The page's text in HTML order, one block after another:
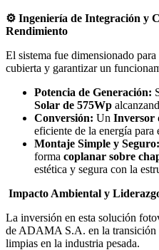
⚙️ Ingeniería de Integración y
Rendimiento
El sistema fue dimensionado
cubierta y garantizar un
Potencia de Generación:
Solar de 575Wp
Conversión: Un Inversor
eficiente de la energía
Montaje Simple y Seguro:
forma coplanar sobre
estética y segura con la
Impacto Ambiental y
La inversión en esta solución
de ADAMA S.A. en la transición
limpias en la industria pesada.